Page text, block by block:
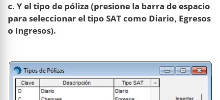
c. Y el tipo de póliza (presione la barra de espacio
para seleccionar el tipo SAT como Diario, Egresos
o Ingresos).